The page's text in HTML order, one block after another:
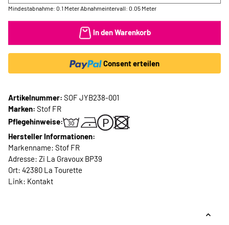
Mindestabnahme: 0.1 Meter Abnahmeintervall: 0.05 Meter
In den Warenkorb
Consent erteilen
Artikelnummer: SOF JYB238-001
Marken: Stof FR
Pflegehinweise:
Hersteller Informationen:
Markenname: Stof FR
Adresse: Zi La Gravoux BP39
Ort: 42380 La Tourette
Link: Kontakt